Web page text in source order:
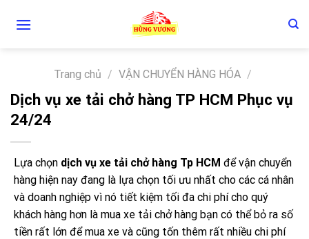
Trang chủ / VẬN CHUYỂN HÀNG HÓA /
Dịch vụ xe tải chở hàng TP HCM Phục vụ
24/24
Lựa chọn dịch vụ xe tải chở hàng Tp HCM để vận chuyển
hàng hiện nay đang là lựa chọn tối ưu nhất cho các cá nhân
và doanh nghiệp vì nó tiết kiệm tối đa chi phí cho quý
khách hàng hơn là mua xe tải chở hàng bạn có thể bỏ ra số
tiền rất lớn để mua xe và cũng tốn thêm rất nhiều chi phí